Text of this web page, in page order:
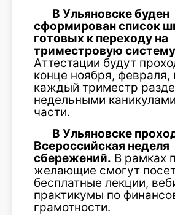
В Ульяновске буден
сформирован список
готовых к переходу на
триместровую
Аттестации будут
конце ноября, февраля,
каждый триместр
недельными
части.
В Ульяновске
Всероссийская неделя
сбережений. В рамках
желающие смогут
бесплатные лекции,
практикумы по
грамотности.